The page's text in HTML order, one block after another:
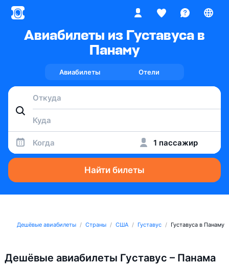
Авиабилеты из Густавуса в
Панаму
Авиабилеты Отели
Когда 1 пассажир
Найти билеты
Дешёвые авиабилеты Страны США Густавус Густавуса в Панаму
Дешёвые авиабилеты Густавус – Панама